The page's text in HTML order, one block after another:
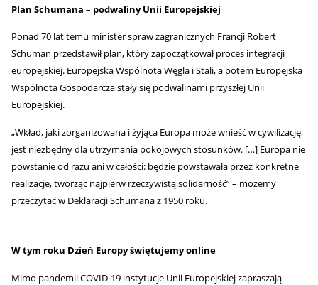
Plan Schumana – podwaliny Unii Europejskiej
Ponad 70 lat temu minister spraw zagranicznych Francji Robert
Schuman przedstawił plan, który zapoczątkował proces integracji
europejskiej. Europejska Wspólnota Węgla i Stali, a potem Europejska
Wspólnota Gospodarcza stały się podwalinami przyszłej Unii
Europejskiej.
„Wkład, jaki zorganizowana i żyjąca Europa może wnieść w cywilizację,
jest niezbędny dla utrzymania pokojowych stosunków. […] Europa nie
powstanie od razu ani w całości: będzie powstawała przez konkretne
realizacje, tworząc najpierw rzeczywistą solidarność” – możemy
przeczytać w Deklaracji Schumana z 1950 roku.
W tym roku Dzień Europy świętujemy online
Mimo pandemii COVID-19 instytucje Unii Europejskiej zapraszają